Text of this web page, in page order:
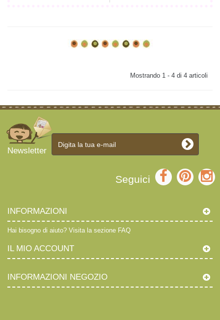
Mostrando 1 - 4 di 4 articoli
Newsletter
Seguici
INFORMAZIONI
Hai bisogno di aiuto? Visita la sezione FAQ
IL MIO ACCOUNT
INFORMAZIONI NEGOZIO